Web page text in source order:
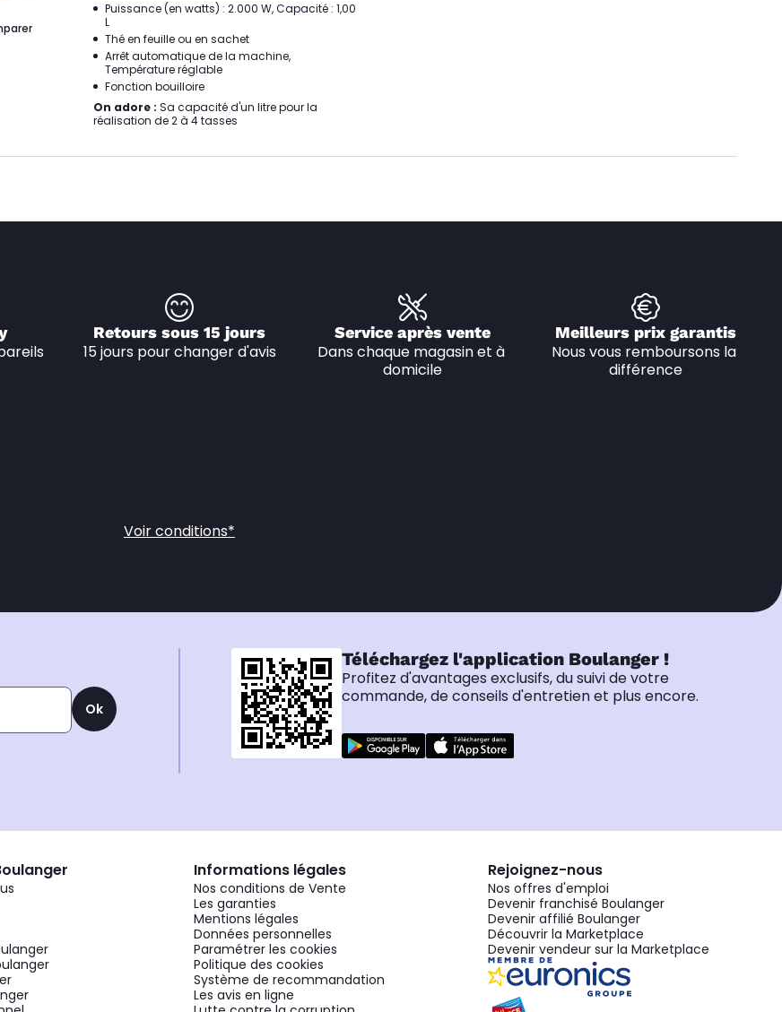
Puissance (en watts) : 2.000 W, Capacité : 1,00
L
Thé en feuille ou en sachet
Arrêt automatique de la machine,
Température réglable
Fonction bouilloire
On adore : Sa capacité d'un litre pour la
réalisation de 2 à 4 tasses
Retours sous 15 jours
15 jours pour changer d'avis
Service après vente
Dans chaque magasin et à
domicile
Meilleurs prix garantis
Nous vous remboursons la
différence
Voir conditions*
Ok
Téléchargez l'application Boulanger !
Profitez d'avantages exclusifs, du suivi de votre
commande, de conseils d'entretien et plus encore.
Informations légales
Nos conditions de Vente
Les garanties
Mentions légales
Données personnelles
Paramétrer les cookies
Politique des cookies
Système de recommandation
Les avis en ligne
Rejoignez-nous
Nos offres d'emploi
Devenir franchisé Boulanger
Devenir affilié Boulanger
Découvrir la Marketplace
Devenir vendeur sur la Marketplace